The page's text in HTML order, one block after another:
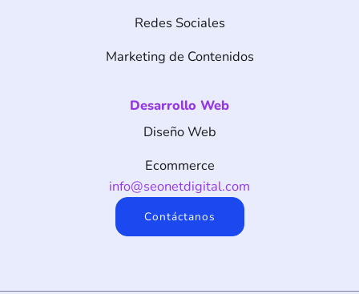
Redes Sociales
Marketing de Contenidos
Desarrollo Web
Diseño Web
Ecommerce
info@seonetdigital.com
Contáctanos